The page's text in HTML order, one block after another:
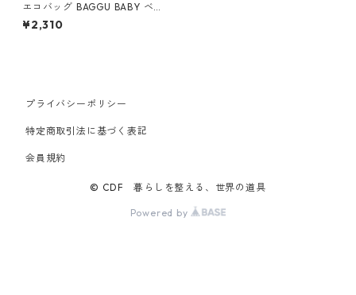
エコバッグ BAGGU BABY ベ
ビーバグゥ バグー コーンフラ
ワーブルー
¥2,310
プライバシーポリシー
特定商取引法に基づく表記
会員規約
© CDF 暮らしを整える、世界の道具
Powered by